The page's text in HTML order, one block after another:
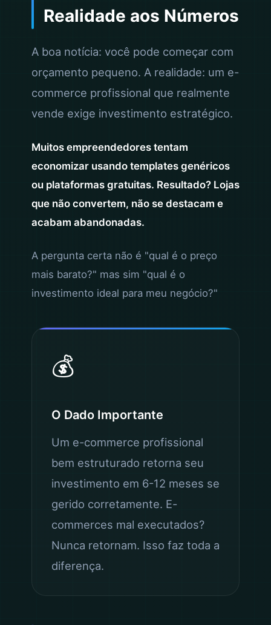
Realidade aos Números
A boa notícia: você pode começar com
orçamento pequeno. A realidade: um e-
commerce profissional que realmente
vende exige investimento estratégico.
Muitos empreendedores tentam
economizar usando templates genéricos
ou plataformas gratuitas. Resultado? Lojas
que não convertem, não se destacam e
acabam abandonadas.
A pergunta certa não é "qual é o preço
mais barato?" mas sim "qual é o
investimento ideal para meu negócio?"
💰
O Dado Importante
Um e-commerce profissional
bem estruturado retorna seu
investimento em 6-12 meses se
gerido corretamente. E-
commerces mal executados?
Nunca retornam. Isso faz toda a
diferença.